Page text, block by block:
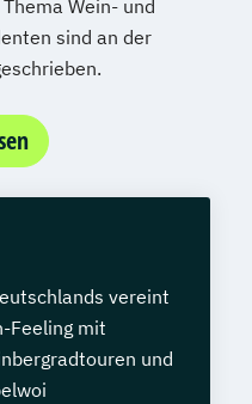
Digitale
7 Semester
Wein- und
sind an der
vereint
Feeling mit
und